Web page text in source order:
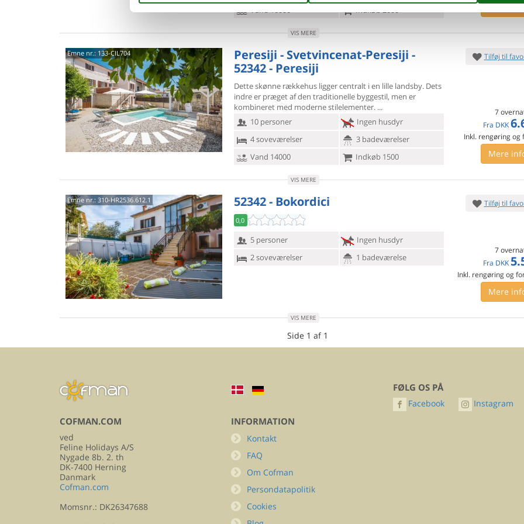
Vand 16000
Indkøb 2000 Mere
VIS MERE
Emne nr.: 133-CIL704
Peresiji - Svetvincenat-Peresiji -
52342 - Peresiji
Dette skønne rækkehus ligger centralt i en lille landsby. Dets
indre er prægetaf den traditionelle byggestil, men er
kombineret med moderne stilelementer.
10 personer
Ingen husdyr
4 soveværelser
3 badeværelser
Vand 14000
Indkøb 1500
Tilføj til
7
Fra DKK
Inkl. rengøring og
Mere
VIS MERE
Emne nr.: 310-HR2536.612.1 52342 - Bokordici
0,0
5 personer
Ingen husdyr
2 soveværelser
1 badeværelse
Tilføj til
7
Fra DKK
Inkl. rengøring og
Mere
VIS MERE
Side 1 af 1
COFMAN.COM
ved
Feline Holidays A/S
Nygade 8b. 2. th
DK-7400 Herning
Danmark
Cofman.com
Momsnr.: DK26347688
INFORMATION
Kontakt
FAQ
Om Cofman
Persondatapolitik
Cookies
FØLG OS PÅ
Facebook Instagram